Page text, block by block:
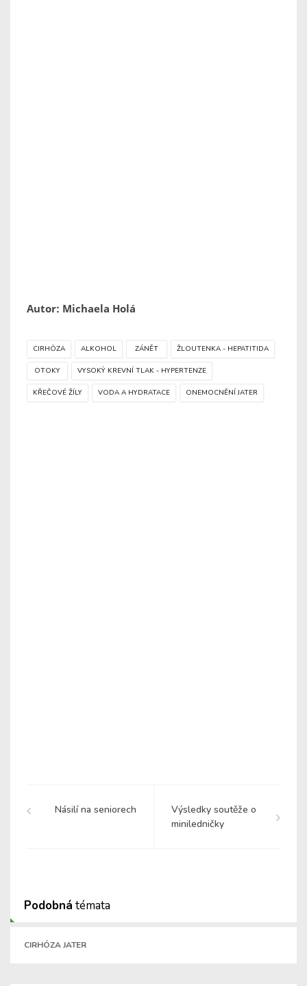
Autor: Michaela Holá
CIRHÓZA ALKOHOL ZÁNĚT ŽLOUTENKA - HEPATITIDA
OTOKY VYSOKÝ KREVNÍ TLAK - HYPERTENZE
KŘEČOVÉ ŽÍLY VODA A HYDRATACE ONEMOCNĚNÍ JATER
Násilí na seniorech
Výsledky soutěže o
miniledničky
Podobná témata
CIRHÓZA JATER